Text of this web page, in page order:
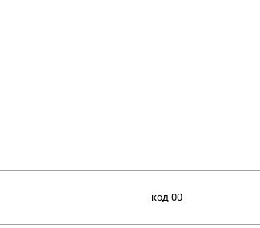
код 00